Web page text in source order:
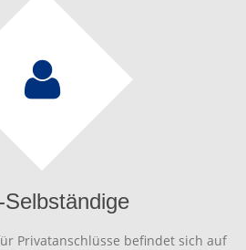
Selbständige
Privatanschlüsse befindet sich auf